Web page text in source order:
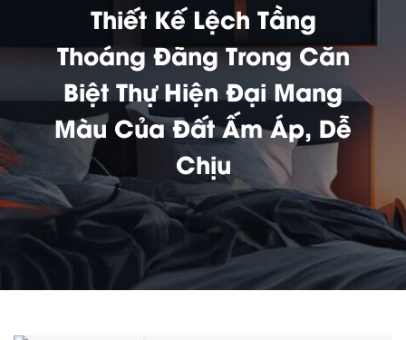
Thiết Kế Lệch Tầng
Thoáng Đãng Trong Căn
Biệt Thự Hiện Đại Mang
Màu Của Đất Ấm Áp, Dễ
Chịu